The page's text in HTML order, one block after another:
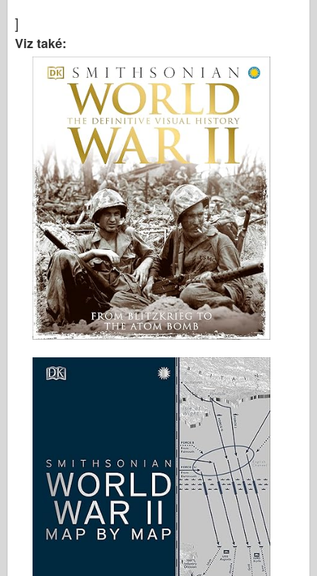
Tristar
Trumpetista
Zvezda
Alba-Fotky
Procházka kolem
Knihy
Dvd
Kontakt
le Deník
Soupravy
]
Viz také: